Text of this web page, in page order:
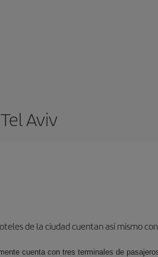
Aviv
de la ciudad cuentan así mismo
cuenta con tres terminales de